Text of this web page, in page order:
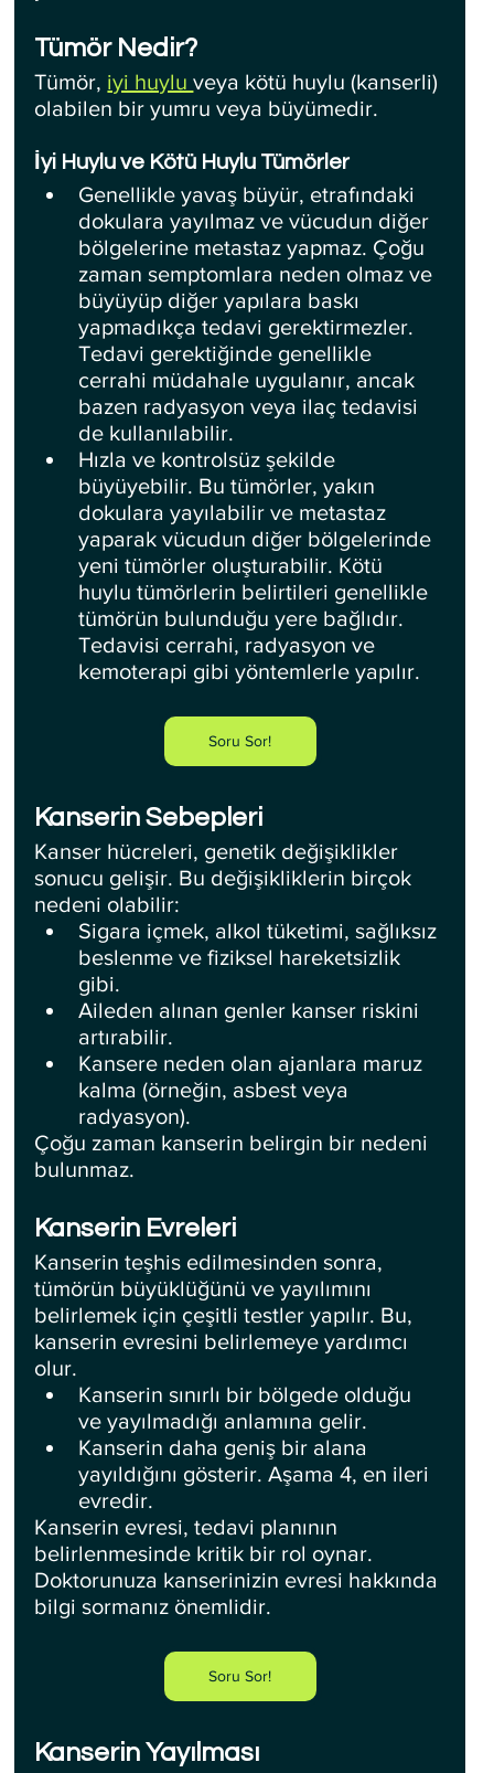
Tümör Nedir?
Tümör, iyi huylu veya kötü huylu (kanserli)
olabilen bir yumru veya büyümedir.
İyi Huylu ve Kötü Huylu Tümörler
Genellikle yavaş büyür, etrafındaki
dokulara yayılmaz ve vücudun diğer
bölgelerine metastaz yapmaz. Çoğu
zaman semptomlara neden olmaz ve
büyüyüp diğer yapılara baskı
yapmadıkça tedavi gerektirmezler.
Tedavi gerektiğinde genellikle
cerrahi müdahale uygulanır, ancak
bazen radyasyon veya ilaç tedavisi
de kullanılabilir.
Hızla ve kontrolsüz şekilde
büyüyebilir. Bu tümörler, yakın
dokulara yayılabilir ve metastaz
yaparak vücudun diğer bölgelerinde
yeni tümörler oluşturabilir. Kötü
huylu tümörlerin belirtileri genellikle
tümörün bulunduğu yere bağlıdır.
Tedavisi cerrahi, radyasyon ve
kemoterapi gibi yöntemlerle yapılır.
Soru Sor!
Kanserin Sebepleri
Kanser hücreleri, genetik değişiklikler
sonucu gelişir. Bu değişikliklerin birçok
nedeni olabilir:
Sigara içmek, alkol tüketimi, sağlıksız
beslenme ve fiziksel hareketsizlik
gibi.
Aileden alınan genler kanser riskini
artırabilir.
Kansere neden olan ajanlara maruz
kalma (örneğin, asbest veya
radyasyon).
Çoğu zaman kanserin belirgin bir nedeni
bulunmaz.
Kanserin Evreleri
Kanserin teşhis edilmesinden sonra,
tümörün büyüklüğünü ve yayılımını
belirlemek için çeşitli testler yapılır. Bu,
kanserin evresini belirlemeye yardımcı
olur.
Kanserin sınırlı bir bölgede olduğu
ve yayılmadığı anlamına gelir.
Kanserin daha geniş bir alana
yayıldığını gösterir. Aşama 4, en ileri
evredir.
Kanserin evresi, tedavi planının
belirlenmesinde kritik bir rol oynar.
Doktorunuza kanserinizin evresi hakkında
bilgi sormanız önemlidir.
Soru Sor!
Kanserin Yayılması